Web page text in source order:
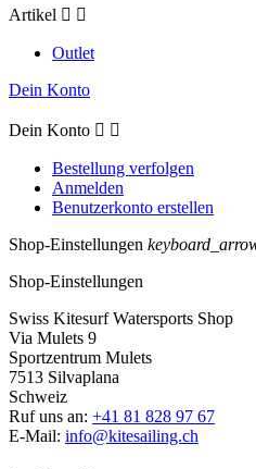
Artikel  
Outlet
Dein Konto
Dein Konto  
Bestellung verfolgen
Anmelden
Benutzerkonto erstellen
Shop-Einstellungen
Shop-Einstellungen
Swiss Kitesurf Watersports Shop
Via Mulets 9
Sportzentrum Mulets
7513 Silvaplana
Schweiz
Ruf uns an: +41 81 828 97 67
E-Mail: info@kitesailing.ch